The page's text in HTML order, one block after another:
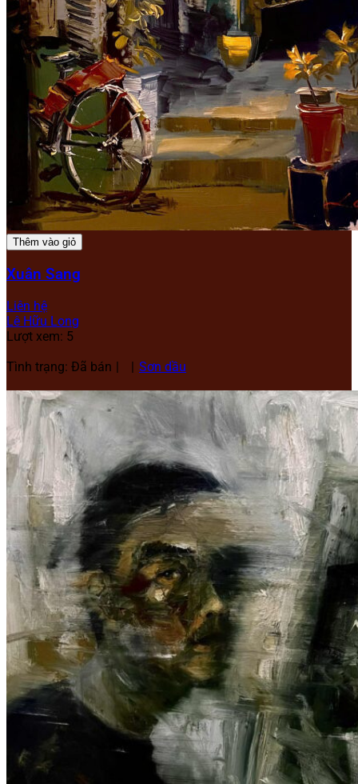
Thêm vào giỏ
Xuân Sang
Liên hệ
Lê Hữu Long
Lượt xem: 5
Tình trạng: Đã bán
Sơn dầu